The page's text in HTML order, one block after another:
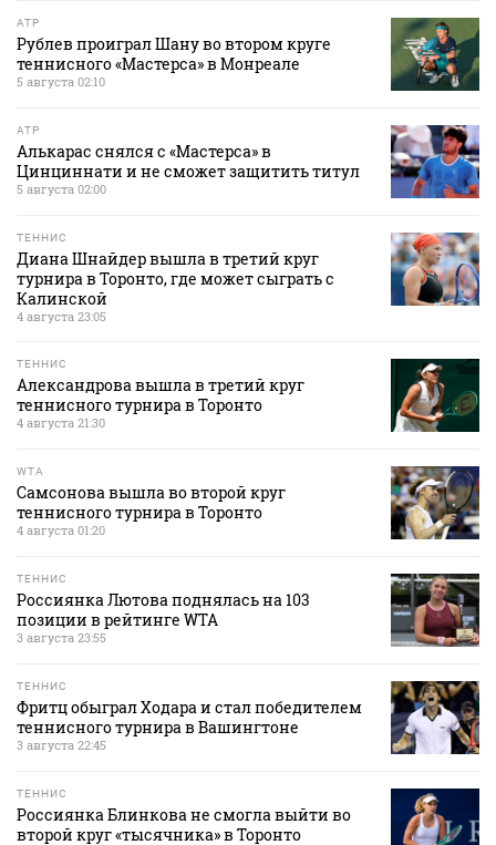
ATP
Рублев проиграл Шану во втором круге
теннисного «Мастерса» в Монреале
5 августа 02:10
ATP
Алькарас снялся с «Мастерса» в
Цинциннати и не сможет защитить титул
5 августа 02:00
ТЕННИС
Диана Шнайдер вышла в третий круг
турнира в Торонто, где может сыграть с
Калинской
4 августа 23:05
ТЕННИС
Александрова вышла в третий круг
теннисного турнира в Торонто
4 августа 21:30
WTA
Самсонова вышла во второй круг
теннисного турнира в Торонто
4 августа 01:20
ТЕННИС
Россиянка Лютова поднялась на 103
позиции в рейтинге WTA
3 августа 23:55
ТЕННИС
Фритц обыграл Ходара и стал победителем
теннисного турнира в Вашингтоне
3 августа 22:45
ТЕННИС
Россиянка Блинкова не смогла выйти во
второй круг «тысячника» в Торонто